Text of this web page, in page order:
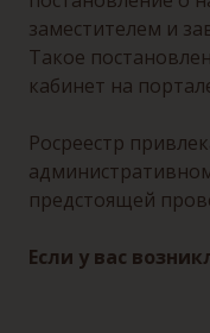
заместителем и
Такое
кабинет на
Росреестр
предстоящей
Если у вас